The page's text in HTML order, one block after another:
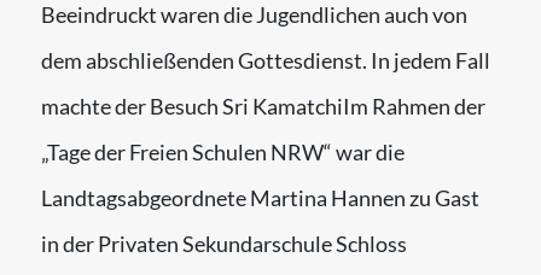
Beeindruckt waren die Jugendlichen auch von
dem abschließenden Gottesdienst. In jedem Fall
machte der Besuch Sri KamatchiIm Rahmen der
„Tage der Freien Schulen NRW“ war die
Landtagsabgeordnete Martina Hannen zu Gast
in der Privaten Sekundarschule Schloss